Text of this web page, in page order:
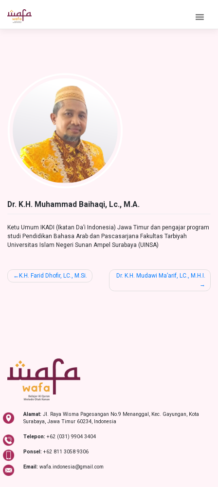
content
Dr. K.H. Muhammad Baihaqi, Lc., M.A.
Ketu Umum IKADI (Ikatan Da’i Indonesia) Jawa Timur dan pengajar program
studi Pendidikan Bahasa Arab dan Pascasarjana Fakultas Tarbiyah
Universitas Islam Negeri Sunan Ampel Surabaya (UINSA)
PostK.H. Farid Dhofir, LC., M.Si. Dr. K.H. Mudawi Ma’arif, LC., M.H.I.
Alamat: Jl. Raya Wisma Pagesangan No.9 Menanggal, Kec. Gayungan, Kota
Surabaya, Jawa Timur 60234, Indonesia
Telepon: +62 (031) 9904 3404
Ponsel: +62 811 3058 9306
Email: wafa.indonesia@gmail.com